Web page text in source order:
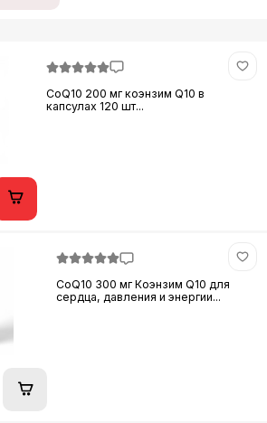
CoQ10 200 мг коэнзим Q10 в
капсулах 120 шт...
CoQ10 300 мг Коэнзим Q10 для
сердца, давления и энергии...